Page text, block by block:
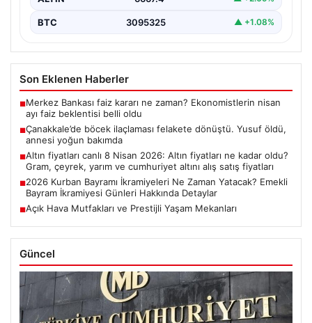
BTC 3095325 ▲ +1.08%
Son Eklenen Haberler
■Merkez Bankası faiz kararı ne zaman? Ekonomistlerin nisan
ayı faiz beklentisi belli oldu
■Çanakkale’de böcek ilaçlaması felakete dönüştü. Yusuf öldü,
annesi yoğun bakımda
■Altın fiyatları canlı 8 Nisan 2026: Altın fiyatları ne kadar oldu?
Gram, çeyrek, yarım ve cumhuriyet altını alış satış fiyatları
■2026 Kurban Bayramı İkramiyeleri Ne Zaman Yatacak? Emekli
Bayram İkramiyesi Günleri Hakkında Detaylar
■Açık Hava Mutfakları ve Prestijli Yaşam Mekanları
Güncel